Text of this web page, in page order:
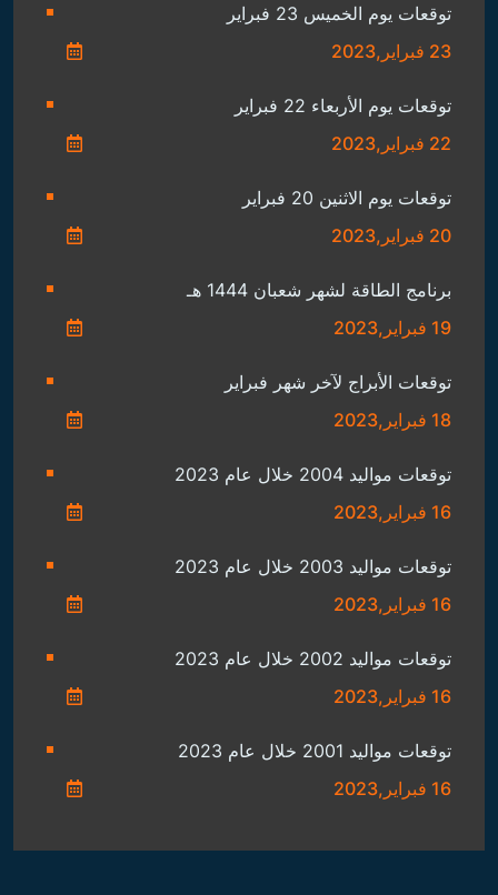
توقعات يوم الخميس 23 فبراير
23 فبراير,2023
توقعات يوم الأربعاء 22 فبراير
22 فبراير,2023
توقعات يوم الاثنين 20 فبراير
20 فبراير,2023
برنامج الطاقة لشهر شعبان 1444 هـ
19 فبراير,2023
توقعات الأبراج لآخر شهر فبراير
18 فبراير,2023
توقعات مواليد 2004 خلال عام 2023
16 فبراير,2023
توقعات مواليد 2003 خلال عام 2023
16 فبراير,2023
توقعات مواليد 2002 خلال عام 2023
16 فبراير,2023
توقعات مواليد 2001 خلال عام 2023
16 فبراير,2023